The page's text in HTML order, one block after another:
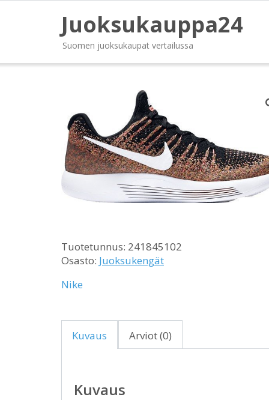
Juoksukauppa24
Suomen juoksukaupat vertailussa
Tuotetunnus: 241845102
Osasto: Juoksukengät
Nike
Kuvaus Arviot (0)
Kuvaus